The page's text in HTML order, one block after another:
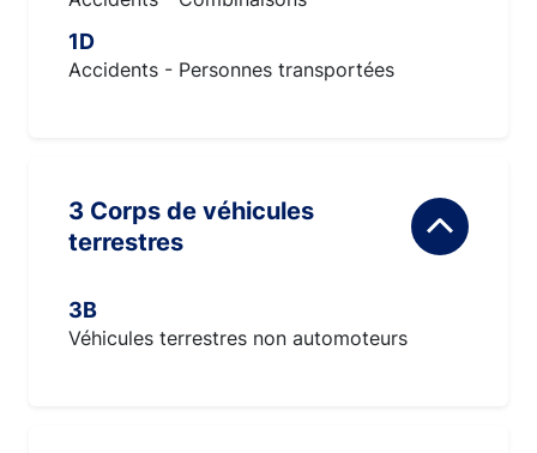
1D
Accidents - Personnes transportées
3 Corps de véhicules
terrestres
3B
Véhicules terrestres non automoteurs